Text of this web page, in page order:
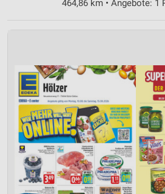
464,86 km • Angebote: 1